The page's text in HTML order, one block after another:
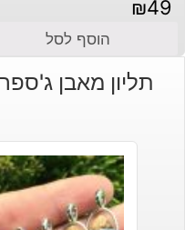
₪49
הוסף לסל
תליון מאבן